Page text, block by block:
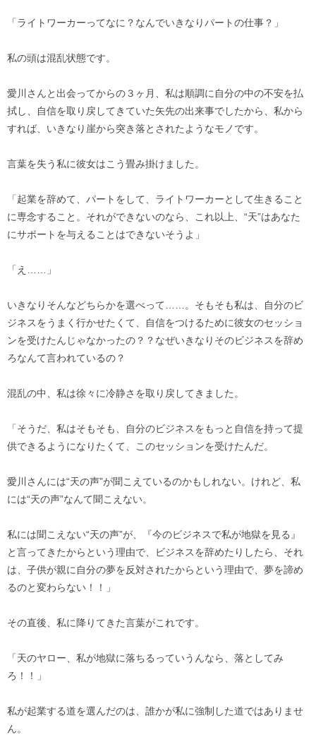
「ライトワーカーってなに？なんでいきなりパートの仕事？」
私の頭は混乱状態です。
愛川さんと出会ってからの３ヶ月、私は順調に自分の中の不安を払
拭し、自信を取り戻してきていた矢先の出来事でしたから、私から
すれば、いきなり崖から突き落とされたようなモノです。
言葉を失う私に彼女はこう畳み掛けました。
「起業を辞めて、パートをして、ライトワーカーとして生きること
に専念すること。それができないのなら、これ以上、“天”はあなた
にサポートを与えることはできないそうよ」
「え……」
いきなりそんなどちらかを選べって……。そもそも私は、自分のビ
ジネスをうまく行かせたくて、自信をつけるために彼女のセッショ
ンを受けたんじゃなかったの？？なぜいきなりそのビジネスを辞め
ろなんて言われているの？
混乱の中、私は徐々に冷静さを取り戻してきました。
「そうだ、私はそもそも、自分のビジネスをもっと自信を持って提
供できるようになりたくて、このセッションを受けたんだ。
愛川さんには“天の声”が聞こえているのかもしれない。けれど、私
には“天の声”なんて聞こえない。
私には聞こえない“天の声”が、『今のビジネスで私が地獄を見る』
と言ってきたからという理由で、ビジネスを辞めたりしたら、それ
は、子供が親に自分の夢を反対されたからという理由で、夢を諦め
るのと変わらない！！」
その直後、私に降りてきた言葉がこれです。
「天のヤロー、私が地獄に落ちるっていうんなら、落としてみ
ろ！！」
私が起業する道を選んだのは、誰かが私に強制した道ではありませ
ん。